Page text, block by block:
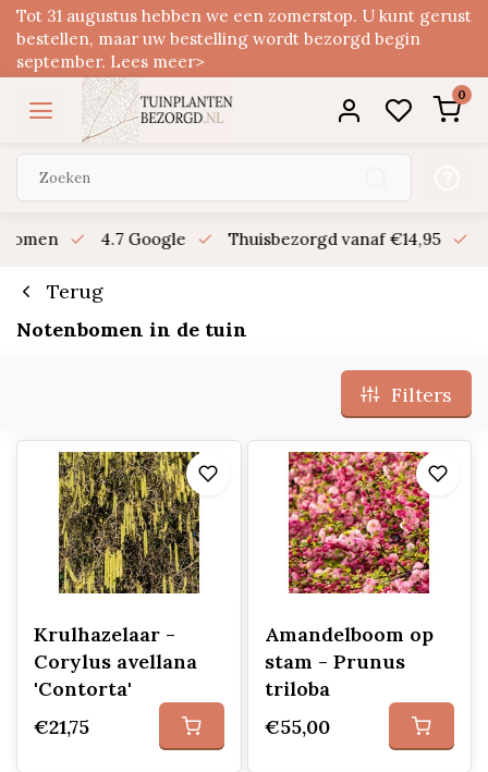
Tot 31 augustus hebben we een zomerstop. U kunt gerust
bestellen, maar uw bestelling wordt bezorgd begin
september. Lees meer>
0
4.7 Google Thuisbezorgd vanaf €14,95
Terug
Notenbomen in de tuin
Filters
Krulhazelaar -
Corylus avellana
'Contorta'
€21,75
Amandelboom op
stam - Prunus
triloba
€55,00